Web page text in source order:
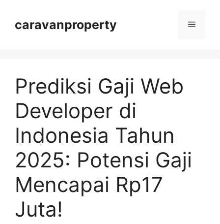
caravanproperty Menu
Prediksi Gaji Web
Developer di
Indonesia Tahun
2025: Potensi Gaji
Mencapai Rp17
Juta!